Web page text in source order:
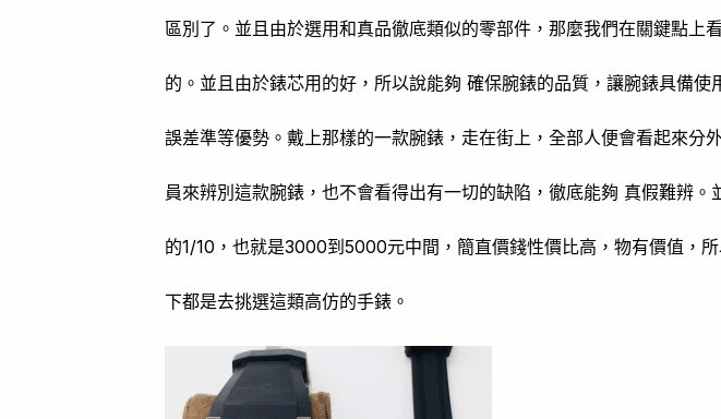
區別了。並且由於選用和真品徹底類似的零部件，那麼我們在關鍵點上
的。並且由於錶芯用的好，所以說能夠 確保腕錶的品質，讓腕錶具備使
誤差準等優勢。戴上那樣的一款腕錶，走在街上，全部人便會看起來分
員來辨別這款腕錶，也不會看得出有一切的缺陷，徹底能夠 真假難辨。
的1/10，也就是3000到5000元中間，簡直價錢性價比高，物有價值，
下都是去挑選這類高仿的手錶。